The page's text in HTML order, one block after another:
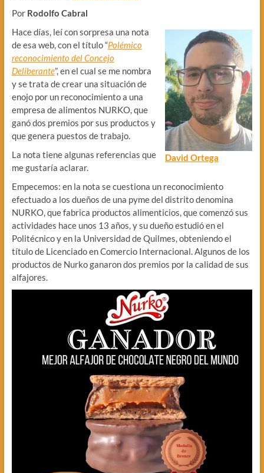
Por Rodolfo Cabral
David Ortega
Hace días, leí con sorpresa una nota
de esa web, con el título “Polémico
reconocimiento del Concejo
Deliberante”, en el cual se me nombra
y se trata de crear una situación de
enojo por un reconocimiento a una
empresa de alimentos NURKO, que
ganó dos premios por sus productos y
que genera puestos de trabajo.
La nota tiene algunas referencias que
me gustaría aclarar.
Empecemos: en la nota se cuestiona un reconocimiento
efectuado a los dueños de una pyme del distrito denomina
NURKO, que fabrica productos alimenticios, que comenzó sus
actividades hace unos 13 años, y su dueño estudió en el
Politécnico y en la Universidad de Quilmes, obteniendo el
título de Licenciado en Comercio Internacional. Algunos de los
productos de Nurko ganaron dos premios por la calidad de sus
alfajores.